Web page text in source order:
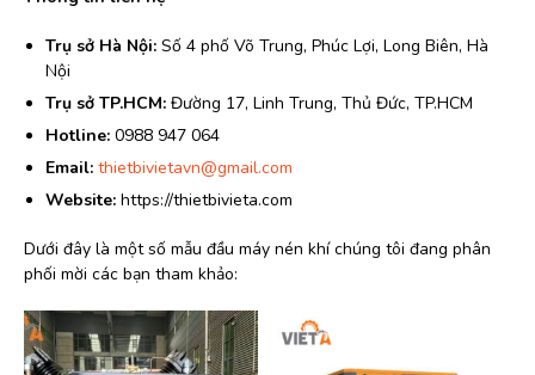
Trụ sở Hà Nội: Số 4 phố Võ Trung, Phúc Lợi, Long Biên, Hà
Nội
Trụ sở TP.HCM: Đường 17, Linh Trung, Thủ Đức, TP.HCM
Hotline: 0988 947 064
Email: thietbivietavn@gmail.com
Website: https://thietbivieta.com
Dưới đây là một số mẫu đầu máy nén khí chúng tôi đang phân
phối mời các bạn tham khảo: